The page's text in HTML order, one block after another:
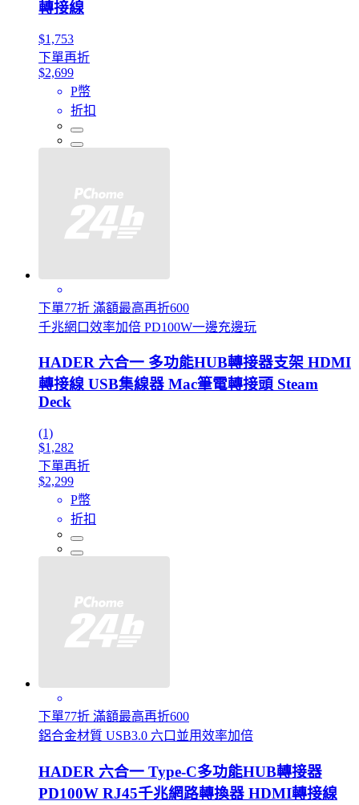
轉接線
$1,753
下單再折
$2,699
P幣
折扣
下單77折 滿額最高再折600
千兆網口效率加倍 PD100W一邊充邊玩
HADER 六合一 多功能HUB轉接器支架 HDMI
轉接線 USB集線器 Mac筆電轉接頭 Steam
Deck
(1)
$1,282
下單再折
$2,299
P幣
折扣
下單77折 滿額最高再折600
鋁合金材質 USB3.0 六口並用效率加倍
HADER 六合一 Type-C多功能HUB轉接器
PD100W RJ45千兆網路轉換器 HDMI轉接線